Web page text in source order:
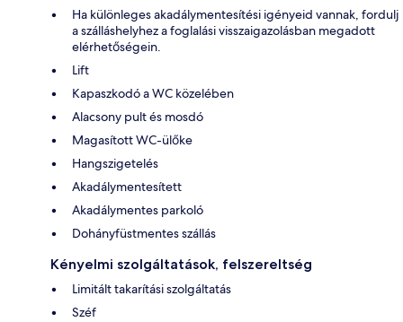
Ha különleges akadálymentesítési igényeid vannak, fordulj
a szálláshelyhez a foglalási visszaigazolásban megadott
elérhetőségein.
Lift
Kapaszkodó a WC közelében
Alacsony pult és mosdó
Magasított WC-ülőke
Hangszigetelés
Akadálymentesített
Akadálymentes parkoló
Dohányfüstmentes szállás
Kényelmi szolgáltatások, felszereltség
Limitált takarítási szolgáltatás
Széf